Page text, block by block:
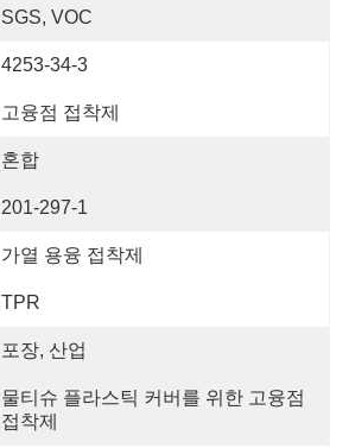
SGS, VOC
4253-34-3
고융점 접착제
혼합
201-297-1
가열 용융 접착제
TPR
포장, 산업
물티슈 플라스틱 커버를 위한 고융점
접착제